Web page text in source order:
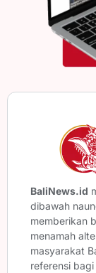
BaliNews.id
dibawah
memberikan
menamah
masyarakat
referensi